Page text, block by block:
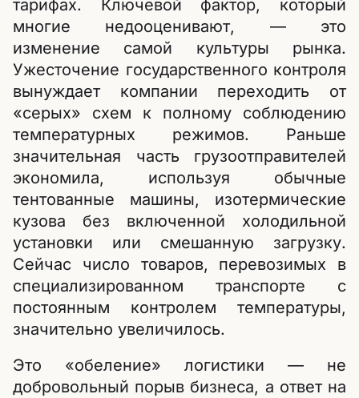
тарифах. Ключевой фактор, который
многие недооценивают, — это
изменение самой культуры рынка.
Ужесточение государственного контроля
вынуждает компании переходить от
«серых» схем к полному соблюдению
температурных режимов. Раньше
значительная часть грузоотправителей
экономила, используя обычные
тентованные машины, изотермические
кузова без включенной холодильной
установки или смешанную загрузку.
Сейчас число товаров, перевозимых в
специализированном транспорте с
постоянным контролем температуры,
значительно увеличилось.
Это «обеление» логистики — не
добровольный порыв бизнеса, а ответ на